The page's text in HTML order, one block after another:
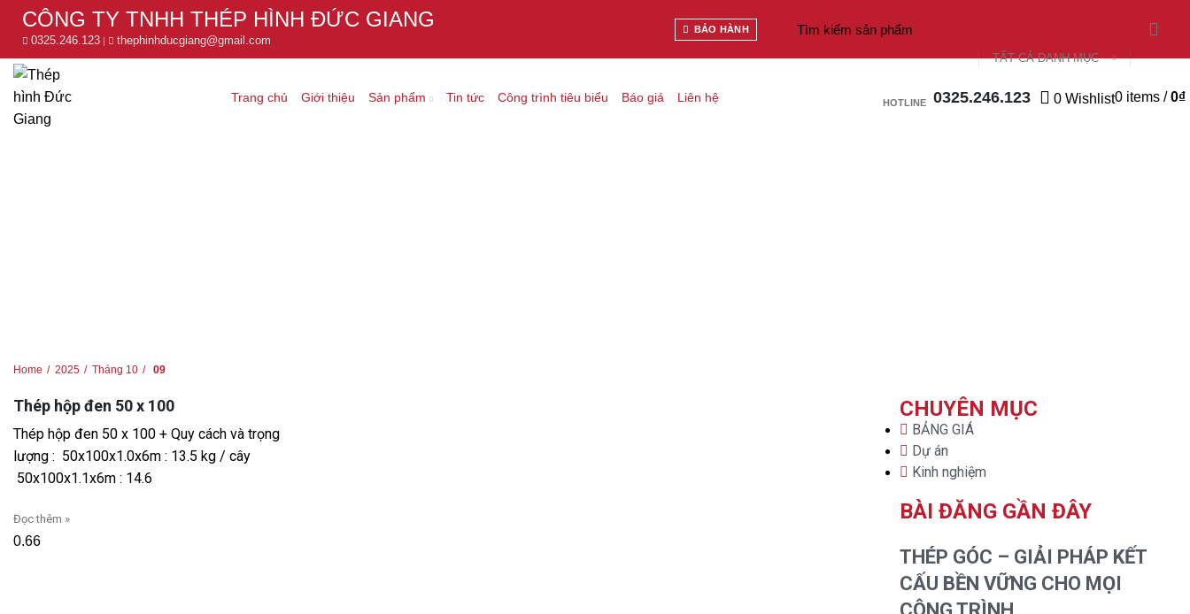
CÔNG TY TNHH THÉP HÌNH ĐỨC GIANG
0325.246.123 | thephinhducgiang@gmail.com
BẢO HÀNH
TẤT CẢ DANH MỤC
Trang chủ Giới thiệu Sản phẩm Tin tức Công trình tiêu biểu Báo giá Liên hệ HOTLINE 0325.246.123 0 Wishlist0 items / 0₫
Home 2025 Tháng 10 09
Thép hộp đen 50 x 100
Thép hộp đen 50 x 100 + Quy cách và trọng
lượng : 50x100x1.0x6m : 13.5 kg / cây
50x100x1.1x6m : 14.6
Đọc thêm »
CHUYÊN MỤC
BẢNG GIÁ
Dự án
Kinh nghiệm
BÀI ĐĂNG GẦN ĐÂY
THÉP GÓC – GIẢI PHÁP KẾT
CẤU BỀN VỮNG CHO MỌI